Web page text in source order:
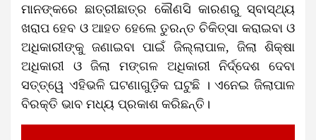
ମାନଙ୍କରେ ଛାତ୍ରୀଛାତ୍ର କୌଣସି କାରଣରୁ ସ୍ବାସ୍ଥ୍ୟ
ଖରାପ ହେବ ଓ ଆହତ ହେଲେ ତୁରନ୍ତ ଚିକିତ୍ସା କରାଇବା ଓ
ଅଧିକାରୀଙ୍କୁ ଜଣାଇବା ପାଇଁ ଜିଲ୍ଲାପାଳ, ଜିଲା ଶିକ୍ଷା
ଅଧିକାରୀ ଓ ଜିଲା ମଙ୍ଗଳ ଅଧିକାରୀ ନିର୍ଦ୍ଦେଶ ଦେବା
ସତ୍ତ୍ୱେ ଏହିଭଳି ଘଟଣାଗୁଡ଼ିକ ଘଟୁଛି । ଏନେଇ ଜିଲାପାଳ
ବିରକ୍ତି ଭାବ ମଧ୍ୟ ପ୍ରକାଶ କରିଛନ୍ତି।